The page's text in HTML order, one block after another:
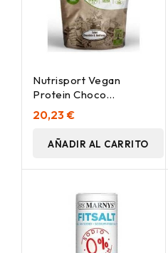
Nutrisport Vegan
Protein Choco
Avellanas 520G
20,23 €
AÑADIR AL CARRITO